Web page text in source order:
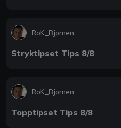
RoK_Bjornen
Stryktipset Tips 8/8
RoK_Bjornen
Topptipset Tips 8/8